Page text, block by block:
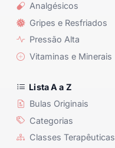
Analgésicos
Gripes e Resfriados
Pressão Alta
Vitaminas e Minerais
Lista A a Z
Bulas Originais
Categorias
Classes Terapêuticas